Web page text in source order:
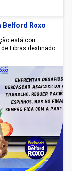
Belford Roxo
está com
Libras destinado